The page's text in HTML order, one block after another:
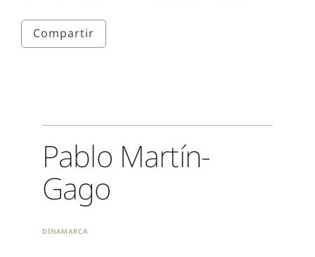
Compartir
Pablo Martín-
Gago
Dinamarca